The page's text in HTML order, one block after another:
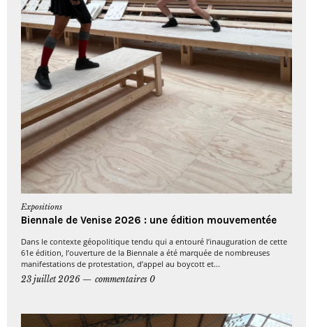
Expositions
Biennale de Venise 2026 : une édition mouvementée
Dans le contexte géopolitique tendu qui a entouré l’inauguration de cette
61e édition, l’ouverture de la Biennale a été marquée de nombreuses
manifestations de protestation, d’appel au boycott et...
23 juillet 2026
commentaires 0